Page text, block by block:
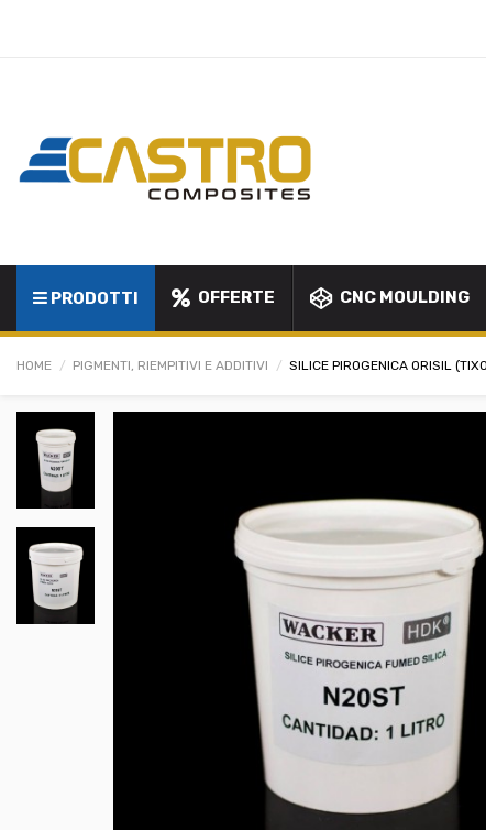
PRODOTTI OFFERTE CNC MOULDING
HOME PIGMENTI, RIEMPITIVI E ADDITIVI SILICE PIROGENICA ORISIL